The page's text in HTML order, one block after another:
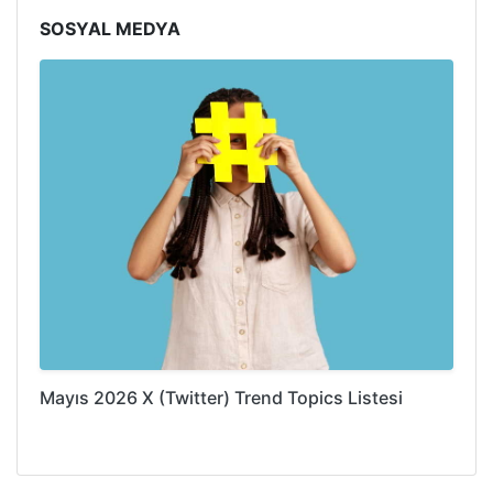
SOSYAL MEDYA
Mayıs 2026 X (Twitter) Trend Topics Listesi